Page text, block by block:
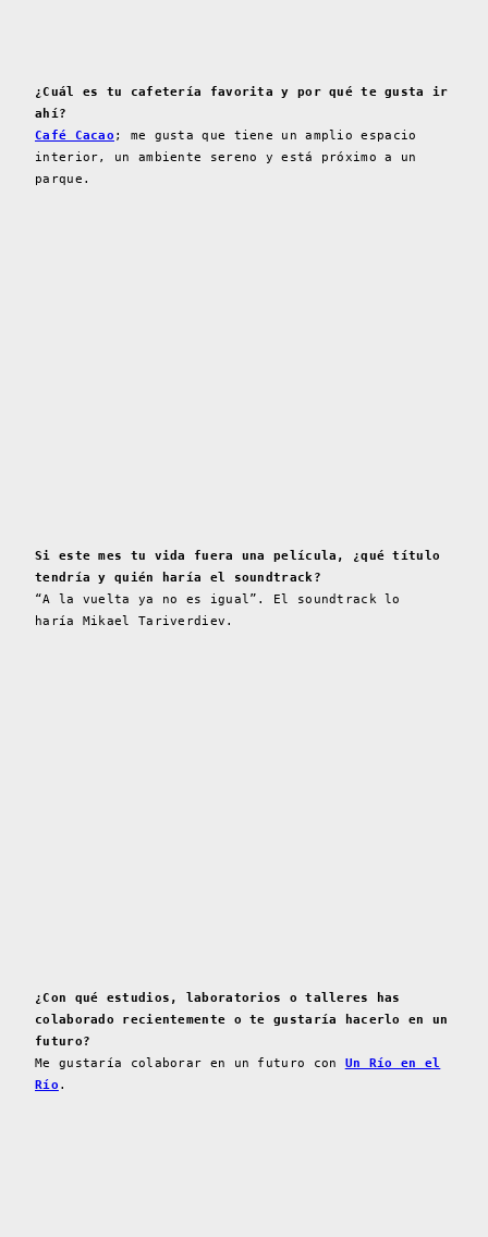
¿Cuál es tu cafetería favorita y por qué te gusta ir
ahí?
Café Cacao ; me gusta que tiene un amplio espacio
interior, un ambiente sereno y está próximo a un
parque.
Si este mes tu vida fuera una película, ¿qué título
tendría y quién haría el soundtrack?
“A la vuelta ya no es igual”. El soundtrack lo
haría Mikael Tariverdiev.
¿Con qué estudios, laboratorios o talleres has
colaborado recientemente o te gustaría hacerlo en un
futuro?
Me gustaría colaborar en un futuro con Un Río en el
Río .